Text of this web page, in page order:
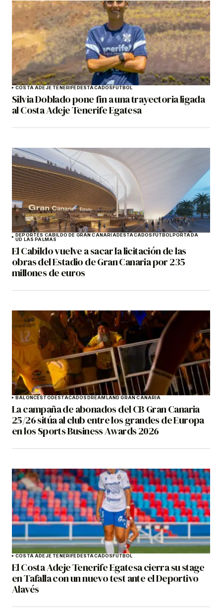
COSTA ADEJE TENERIFEDESTACADOSFÚTBOL
Silvia Doblado pone fin a una trayectoria ligada
al Costa Adeje Tenerife Egatesa
DEPORTES CABILDO DE GRAN CANARIADESTACADOSFÚTBOLPORTADA
UD LAS PALMAS
El Cabildo vuelve a sacar la licitación de las
obras del Estadio de Gran Canaria por 235
millones de euros
BALONCESTODESTACADOSDREAMLAND GRAN CANARIA
La campaña de abonados del CB Gran Canaria
25/26 sitúa al club entre los grandes de Europa
en los Sports Business Awards 2026
COSTA ADEJE TENERIFEDESTACADOSFÚTBOL
El Costa Adeje Tenerife Egatesa cierra su stage
en Tafalla con un nuevo test ante el Deportivo
Alavés